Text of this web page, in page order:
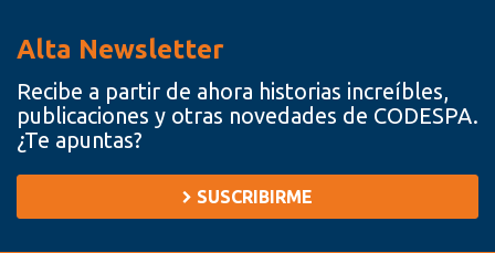
Alta Newsletter
Recibe a partir de ahora historias increíbles,
publicaciones y otras novedades de CODESPA.
¿Te apuntas?
SUSCRIBIRME